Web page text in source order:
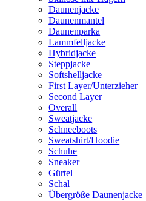
Daunenjacke
Daunenmantel
Daunenparka
Lammfelljacke
Hybridjacke
Steppjacke
Softshelljacke
First Layer/Unterzieher
Second Layer
Overall
Sweatjacke
Schneeboots
Sweatshirt/Hoodie
Schuhe
Sneaker
Gürtel
Schal
Übergröße Daunenjacke